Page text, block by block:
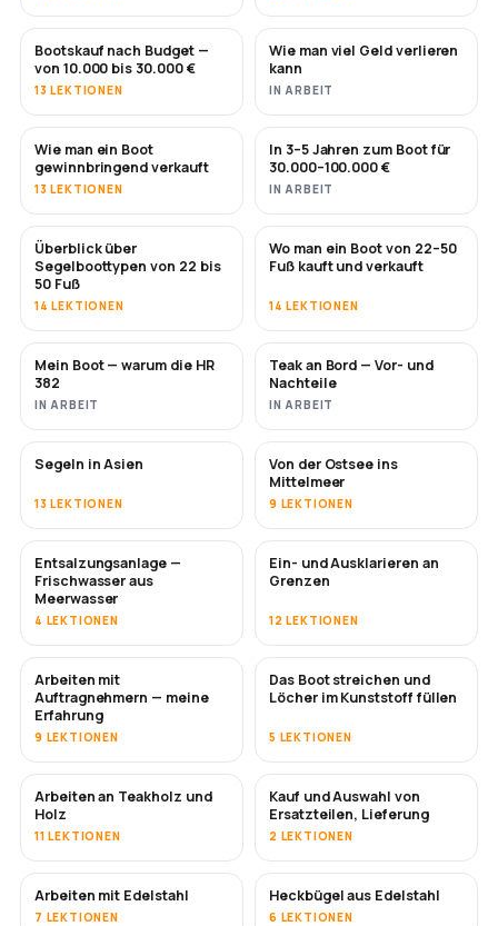
BALD
Bootskauf nach Budget —
von 10.000 bis 30.000 €
13 LEKTIONEN
BALD
Wie man viel Geld verlieren
kann
IN ARBEIT
NEU
Wie man ein Boot
gewinnbringend verkauft
13 LEKTIONEN
NEU
In 3–5 Jahren zum Boot für
30.000–100.000 €
IN ARBEIT
BALD
Überblick über
Segelboottypen von 22 bis
50 Fuß
14 LEKTIONEN
BALD
Wo man ein Boot von 22–50
Fuß kauft und verkauft
14 LEKTIONEN
BALD
Mein Boot — warum die HR
382
IN ARBEIT
BALD
Teak an Bord — Vor- und
Nachteile
IN ARBEIT
BALD
Segeln in Asien
13 LEKTIONEN
BALD
Von der Ostsee ins
Mittelmeer
9 LEKTIONEN
BALD
Entsalzungsanlage —
Frischwasser aus
Meerwasser
4 LEKTIONEN
Ein- und Ausklarieren an
Grenzen
12 LEKTIONEN
BALD
Arbeiten mit
Auftragnehmern — meine
Erfahrung
9 LEKTIONEN
BALD
Das Boot streichen und
Löcher im Kunststoff füllen
5 LEKTIONEN
Arbeiten an Teakholz und
Holz
11 LEKTIONEN
BALD
Kauf und Auswahl von
Ersatzteilen, Lieferung
2 LEKTIONEN
BALD
Arbeiten mit Edelstahl
7 LEKTIONEN
Heckbügel aus Edelstahl
6 LEKTIONEN